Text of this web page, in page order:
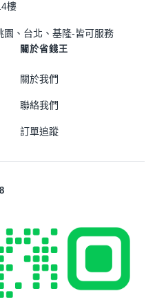
樓
、台北、基隆-皆可服務
關於省錢王
關於我們
聯絡我們
訂單追蹤